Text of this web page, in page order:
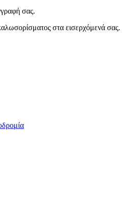
σας.
στα εισερχόμενά σας.